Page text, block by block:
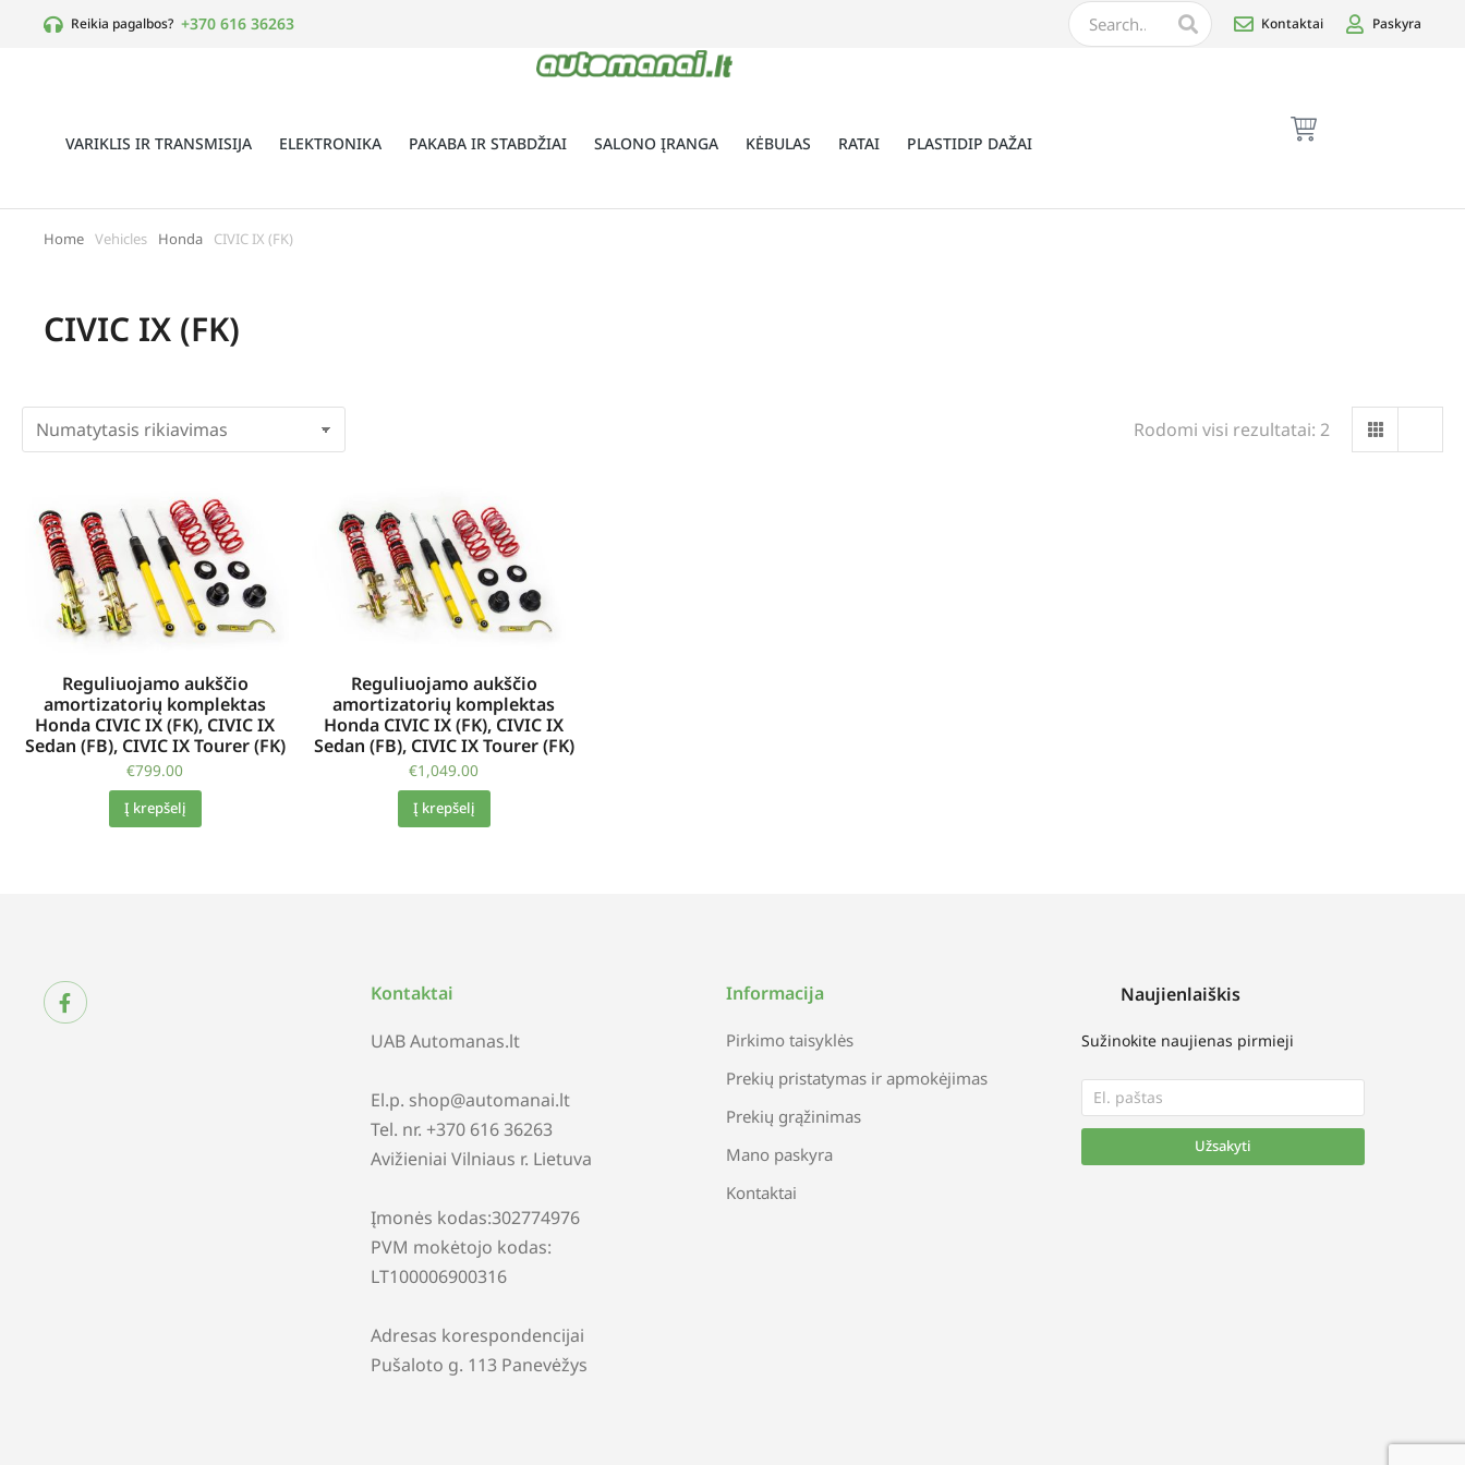
Reikia pagalbos? +370 616 36263 Kontaktai Paskyra
VARIKLIS IR TRANSMISIJA ELEKTRONIKA PAKABA IR STABDŽIAI SALONO ĮRANGA KĖBULAS RATAI PLASTIDIP DAŽAI
You are here:
Home Vehicles Honda CIVIC IX (FK)
CIVIC IX (FK)
Rodomi visi rezultatai: 2
Reguliuojamo aukščio
amortizatorių komplektas
Honda CIVIC IX (FK), CIVIC IX
Sedan (FB), CIVIC IX Tourer (FK)
€799.00
Į krepšelį
Reguliuojamo aukščio
amortizatorių komplektas
Honda CIVIC IX (FK), CIVIC IX
Sedan (FB), CIVIC IX Tourer (FK)
€1,049.00
Į krepšelį
Kontaktai
UAB Automanas.lt
El.p. shop@automanai.lt
Tel. nr. +370 616 36263
Avižieniai Vilniaus r. Lietuva
Įmonės kodas:302774976
PVM mokėtojo kodas:
LT100006900316
Adresas korespondencijai
Pušaloto g. 113 Panevėžys
Informacija
Pirkimo taisyklės
Prekių pristatymas ir apmokėjimas
Prekių grąžinimas
Mano paskyra
Kontaktai
Naujienlaiškis
Sužinokite naujienas pirmieji
Užsakyti